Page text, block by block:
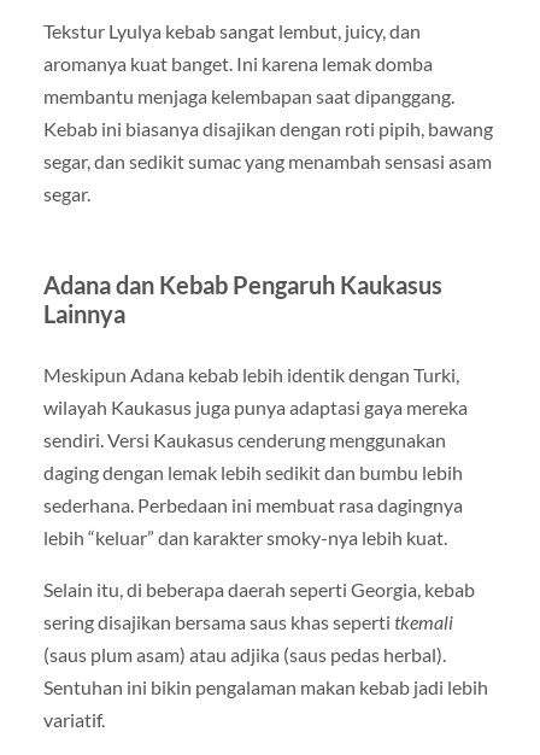
Tekstur Lyulya kebab sangat lembut, juicy, dan
aromanya kuat banget. Ini karena lemak domba
membantu menjaga kelembapan saat dipanggang.
Kebab ini biasanya disajikan dengan roti pipih, bawang
segar, dan sedikit sumac yang menambah sensasi asam
segar.
Adana dan Kebab Pengaruh Kaukasus
Lainnya
Meskipun Adana kebab lebih identik dengan Turki,
wilayah Kaukasus juga punya adaptasi gaya mereka
sendiri. Versi Kaukasus cenderung menggunakan
daging dengan lemak lebih sedikit dan bumbu lebih
sederhana. Perbedaan ini membuat rasa dagingnya
lebih “keluar” dan karakter smoky-nya lebih kuat.
Selain itu, di beberapa daerah seperti Georgia, kebab
sering disajikan bersama saus khas seperti tkemali
(saus plum asam) atau adjika (saus pedas herbal).
Sentuhan ini bikin pengalaman makan kebab jadi lebih
variatif.